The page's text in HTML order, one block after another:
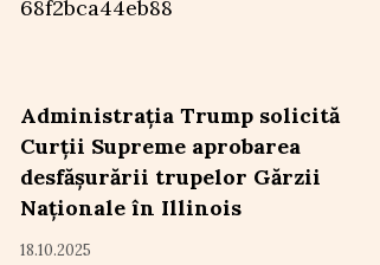
Administrația Trump solicită
Curții Supreme aprobarea
desfășurării trupelor Gărzii
Naționale în Illinois
18.10.2025